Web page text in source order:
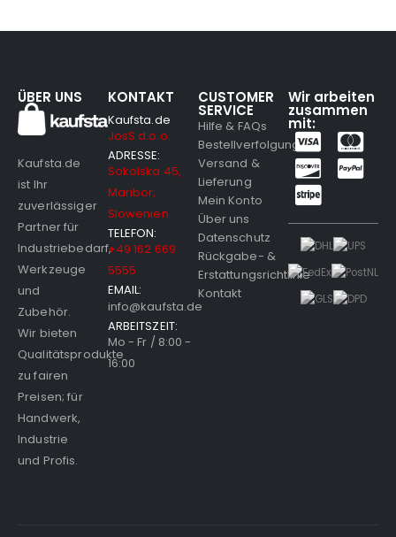
ÜBER UNS
Kaufsta.de
ist Ihr
zuverlässiger
Partner für
Industriebedarf,
Werkzeuge
und
Zubehör.
Wir bieten
Qualitätsprodukte
zu fairen
Preisen; für
Handwerk,
Industrie
und Profis.
KONTAKT
Kaufsta.de
JosS d.o.o.
ADRESSE:
Sokolska 45,
Maribor,
Slowenien
TELEFON:
+49 162 669
5555
EMAIL:
info@kaufsta.de
ARBEITSZEIT:
Mo - Fr / 8:00 -
16:00
CUSTOMER
SERVICE
Hilfe & FAQs
Bestellverfolgung
Versand &
Lieferung
Mein Konto
Über uns
Datenschutz
Rückgabe- &
Erstattungsrichtlinie
Kontakt
Wir arbeiten
zusammen
mit: